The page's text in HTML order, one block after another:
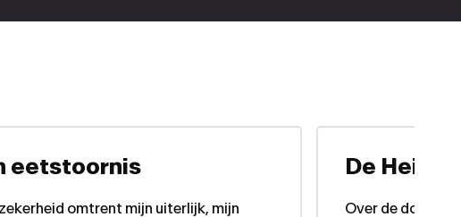
eetstoornis
omtrent mijn uiterlijk, mijn
De
Over de doop